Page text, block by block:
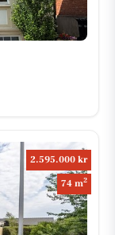
2.595.000 kr
74 m2